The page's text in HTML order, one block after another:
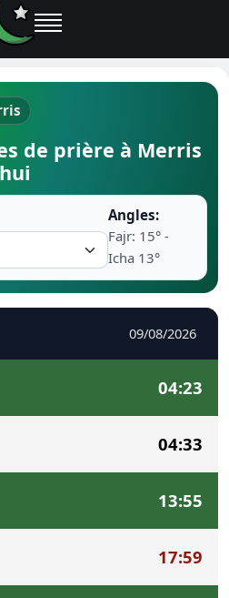
Horaires
Ramadan
Comment
de prière à Merris
Angles:
Fajr: 15° -
Icha 13°
09/08/2026
04:23
04:33
13:55
17:59